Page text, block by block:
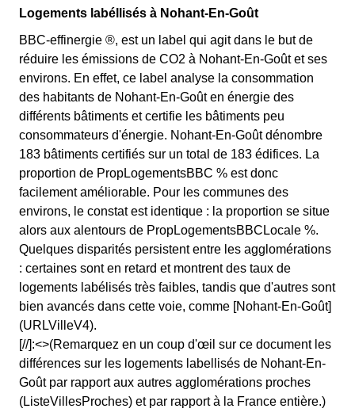
Logements labéllisés à Nohant-En-Goût
BBC-effinergie ®, est un label qui agit dans le but de
réduire les émissions de CO2 à Nohant-En-Goût et ses
environs. En effet, ce label analyse la consommation
des habitants de Nohant-En-Goût en énergie des
différents bâtiments et certifie les bâtiments peu
consommateurs d'énergie. Nohant-En-Goût dénombre
183 bâtiments certifiés sur un total de 183 édifices. La
proportion de PropLogementsBBC % est donc
facilement améliorable. Pour les communes des
environs, le constat est identique : la proportion se situe
alors aux alentours de PropLogementsBBCLocale %.
Quelques disparités persistent entre les agglomérations
: certaines sont en retard et montrent des taux de
logements labélisés très faibles, tandis que d'autres sont
bien avancés dans cette voie, comme [Nohant-En-Goût]
(URLVilleV4).
[//]:<>(Remarquez en un coup d'œil sur ce document les
différences sur les logements labellisés de Nohant-En-
Goût par rapport aux autres agglomérations proches
(ListeVillesProches) et par rapport à la France entière.)